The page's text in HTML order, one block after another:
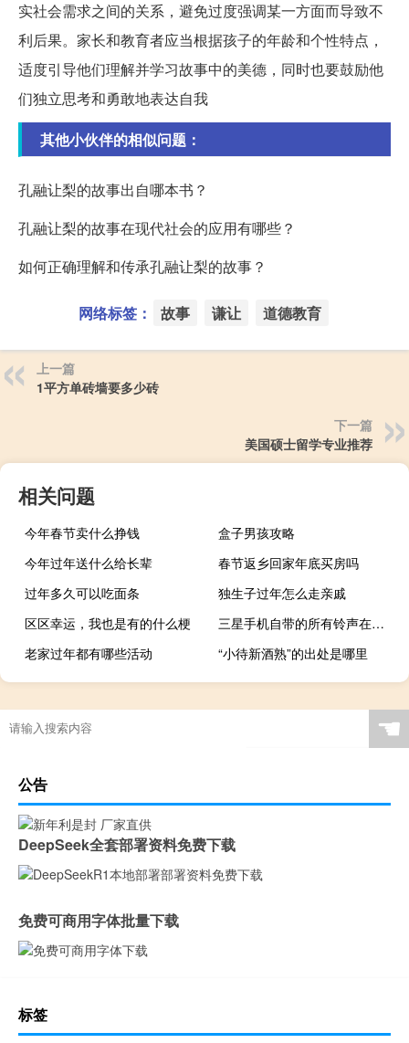
实社会需求之间的关系，避免过度强调某一方面而导致不
利后果。家长和教育者应当根据孩子的年龄和个性特点，
适度引导他们理解并学习故事中的美德，同时也要鼓励他
们独立思考和勇敢地表达自我
其他小伙伴的相似问题：
孔融让梨的故事出自哪本书？
孔融让梨的故事在现代社会的应用有哪些？
如何正确理解和传承孔融让梨的故事？
网络标签： 故事 谦让 道德教育
上一篇
1平方单砖墙要多少砖
下一篇
美国硕士留学专业推荐
相关问题
今年春节卖什么挣钱
盒子男孩攻略
今年过年送什么给长辈
春节返乡回家年底买房吗
过年多久可以吃面条
独生子过年怎么走亲戚
区区幸运，我也是有的什么梗
三星手机自带的所有铃声在哪里找
老家过年都有哪些活动
“小待新酒熟”的出处是哪里
☚
公告
DeepSeek全套部署资料免费下载
免费可商用字体批量下载
标签